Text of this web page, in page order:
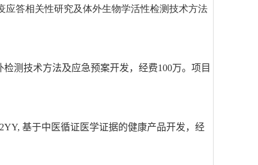
答相关性研究及体外生物学活性检测技术方法
测技术方法及应急预案开发，经费100万。项目
基于中医循证医学证据的健康产品开发，经